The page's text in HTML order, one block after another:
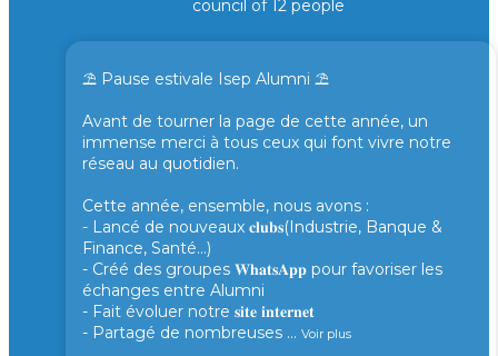
council of 12 people
⛱️ Pause estivale Isep Alumni ⛱️
Avant de tourner la page de cette année, un
immense merci à tous ceux qui font vivre notre
réseau au quotidien.
Cette année, ensemble, nous avons :
- Lancé de nouveaux 𝐜𝐥𝐮𝐛𝐬(Industrie, Banque &
Finance, Santé...)
- Créé des groupes 𝐖𝐡𝐚𝐭𝐬𝐀𝐩𝐩 pour favoriser les
échanges entre Alumni
- Fait évoluer notre 𝐬𝐢𝐭𝐞 𝐢𝐧𝐭𝐞𝐫𝐧𝐞𝐭
- Partagé de nombreuses ... Voir plus